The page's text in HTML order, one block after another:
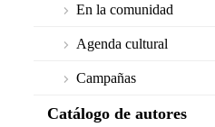
En la comunidad
Agenda cultural
Campañas
Catálogo de autores